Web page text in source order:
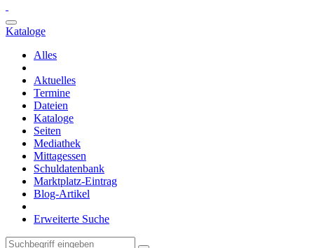
Kataloge
Alles
Aktuelles
Termine
Dateien
Kataloge
Seiten
Mediathek
Mittagessen
Schuldatenbank
Marktplatz-Eintrag
Blog-Artikel
Erweiterte Suche